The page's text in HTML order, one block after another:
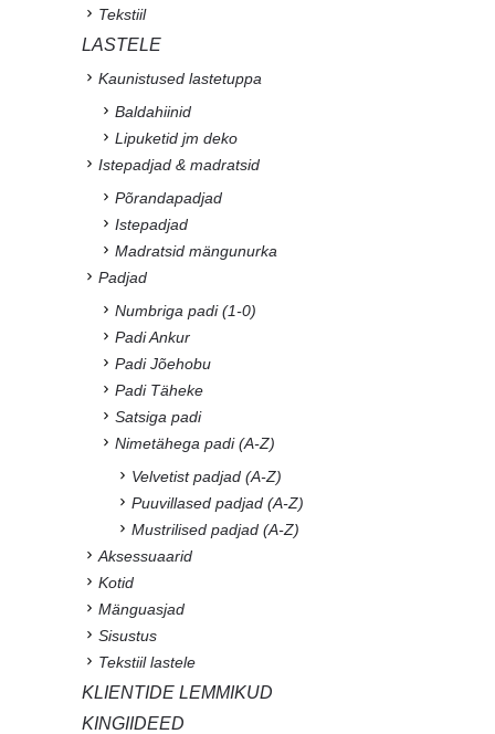
Tekstiil
LASTELE
Kaunistused lastetuppa
Baldahiinid
Lipuketid jm deko
Istepadjad & madratsid
Põrandapadjad
Istepadjad
Madratsid mängunurka
Padjad
Numbriga padi (1-0)
Padi Ankur
Padi Jõehobu
Padi Täheke
Satsiga padi
Nimetähega padi (A-Z)
Velvetist padjad (A-Z)
Puuvillased padjad (A-Z)
Mustrilised padjad (A-Z)
Aksessuaarid
Kotid
Mänguasjad
Sisustus
Tekstiil lastele
KLIENTIDE LEMMIKUD
KINGIIDEED